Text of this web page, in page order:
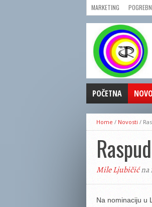
MARKETING
POČETNA
ŠPORT
Home / Novosti /
Mile Ljubičićna
Na nominaciju u